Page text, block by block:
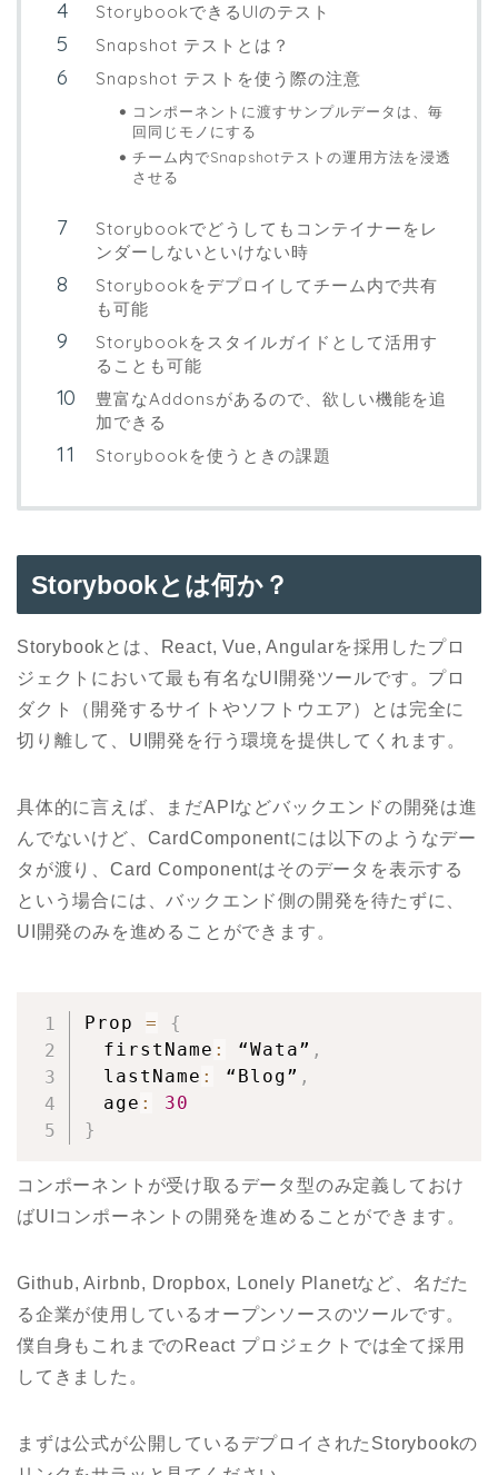
StorybookできるUIのテスト
Snapshot テストとは？
Snapshot テストを使う際の注意
コンポーネントに渡すサンプルデータは、毎
回同じモノにする
チーム内でSnapshotテストの運用方法を浸透
させる
Storybookでどうしてもコンテイナーをレ
ンダーしないといけない時
Storybookをデプロイしてチーム内で共有
も可能
Storybookをスタイルガイドとして活用す
ることも可能
豊富なAddonsがあるので、欲しい機能を追
加できる
Storybookを使うときの課題
Storybookとは何か？
Storybookとは、React, Vue, Angularを採用したプロ
ジェクトにおいて最も有名なUI開発ツールです。プロ
ダクト（開発するサイトやソフトウエア）とは完全に
切り離して、UI開発を行う環境を提供してくれます。
具体的に言えば、まだAPIなどバックエンドの開発は進
んでないけど、CardComponentには以下のようなデー
タが渡り、Card Componentはそのデータを表示する
という場合には、バックエンド側の開発を待たずに、
UI開発のみを進めることができます。
Prop =
{
firstName : “Wata” ,
lastName : “Blog” ,
age :
30
}
コンポーネントが受け取るデータ型のみ定義しておけ
ばUIコンポーネントの開発を進めることができます。
Github, Airbnb, Dropbox, Lonely Planetなど、名だた
る企業が使用しているオープンソースのツールです。
僕自身もこれまでのReact プロジェクトでは全て採用
してきました。
まずは公式が公開しているデプロイされたStorybookの